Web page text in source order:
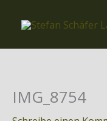
Inhalt
IMG_8754